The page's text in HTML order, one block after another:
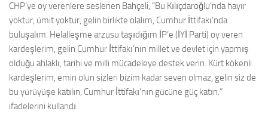
CHP’ye oy verenlere seslenen Bahçeli, “Bu Kılıçdaroğlu’nda hayır
yoktur, ümit yoktur, gelin birlikte olalım, Cumhur İttifakı’nda
buluşalım. Helalleşme arzusu taşıdığım İP’e (İYİ Parti) oy veren
kardeşlerim, gelin Cumhur İttifakı’nın millet ve devlet için yapmış
olduğu ahlaklı, tarihi ve milli mücadeleye destek verin. Kürt kökenli
kardeşlerim, emin olun sizleri bizim kadar seven olmaz, gelin siz de
bu yürüyüşe katılın, Cumhur İttifakı’nın gücüne güç katın.”
ifadelerini kullandı.